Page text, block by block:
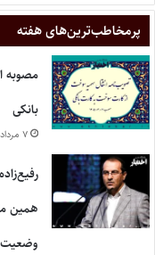
پر‌مخاطب‌ترین‌های هفته
مصوبه
بانکی
۷ مرداد ۱۴۰۵
همین
وضعیت